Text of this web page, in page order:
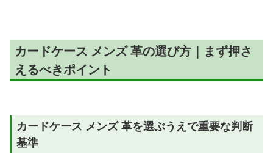
カードケース メンズ 革の選び方｜まず押さ
えるべきポイント
カードケース メンズ 革を選ぶうえで重要な判断
基準